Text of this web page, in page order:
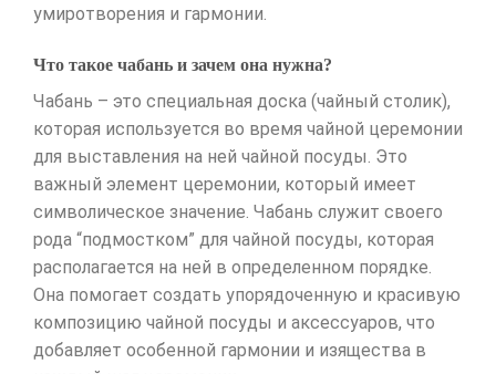
умиротворения и гармонии.
Что такое чабань и зачем она нужна?
Чабань – это специальная доска (чайный столик),
которая используется во время чайной церемонии
для выставления на ней чайной посуды. Это
важный элемент церемонии, который имеет
символическое значение. Чабань служит своего
рода “подмостком” для чайной посуды, которая
располагается на ней в определенном порядке.
Она помогает создать упорядоченную и красивую
композицию чайной посуды и аксессуаров, что
добавляет особенной гармонии и изящества в